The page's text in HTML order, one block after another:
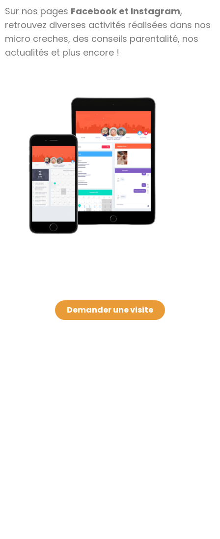
Sur nos pages Facebook et Instagram,
retrouvez diverses activités réalisées dans nos
micro creches, des conseils parentalité, nos
actualités et plus encore !
Demander une visite